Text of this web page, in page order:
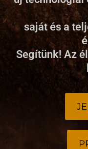
saját és a
Segítünk! Az